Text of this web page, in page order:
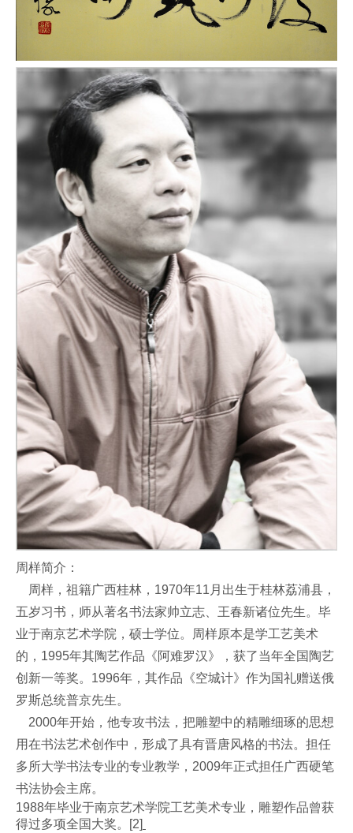
周样简介：
周样，祖籍广西桂林，1970年11月出生于桂林荔浦县，
五岁习书，师从著名书法家帅立志、王春新诸位先生。毕
业于南京艺术学院，硕士学位。周样原本是学工艺美术
的，1995年其陶艺作品《阿难罗汉》，获了当年全国陶艺
创新一等奖。1996年，其作品《空城计》作为国礼赠送俄
罗斯总统普京先生。
2000年开始，他专攻书法，把雕塑中的精雕细琢的思想
用在书法艺术创作中，形成了具有晋唐风格的书法。担任
多所大学书法专业的专业教学，2009年正式担任广西硬笔
书法协会主席。
1988年毕业于南京艺术学院工艺美术专业，雕塑作品曾获
得过多项全国大奖。[2]